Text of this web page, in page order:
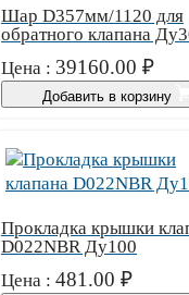
Шар D357мм/1120 для
обратного клапана
Цена : 39160.00 ₽
Добавить в корзину
Прокладка крышки
D022NBR Ду100
Цена : 481.00 ₽